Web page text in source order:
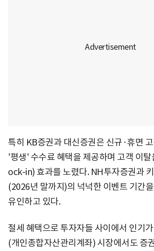
특히 KB증권과 대신증권은 신규·휴면
'평생' 수수료 혜택을 제공하며 고객 이
ock-in) 효과를 노렸다. NH투자증권과
(2026년 말까지)의 넉넉한 이벤트 기간
유인하고 있다.
절세 혜택으로 투자자들 사이에서 인기
(개인종합자산관리계좌) 시장에서도 증